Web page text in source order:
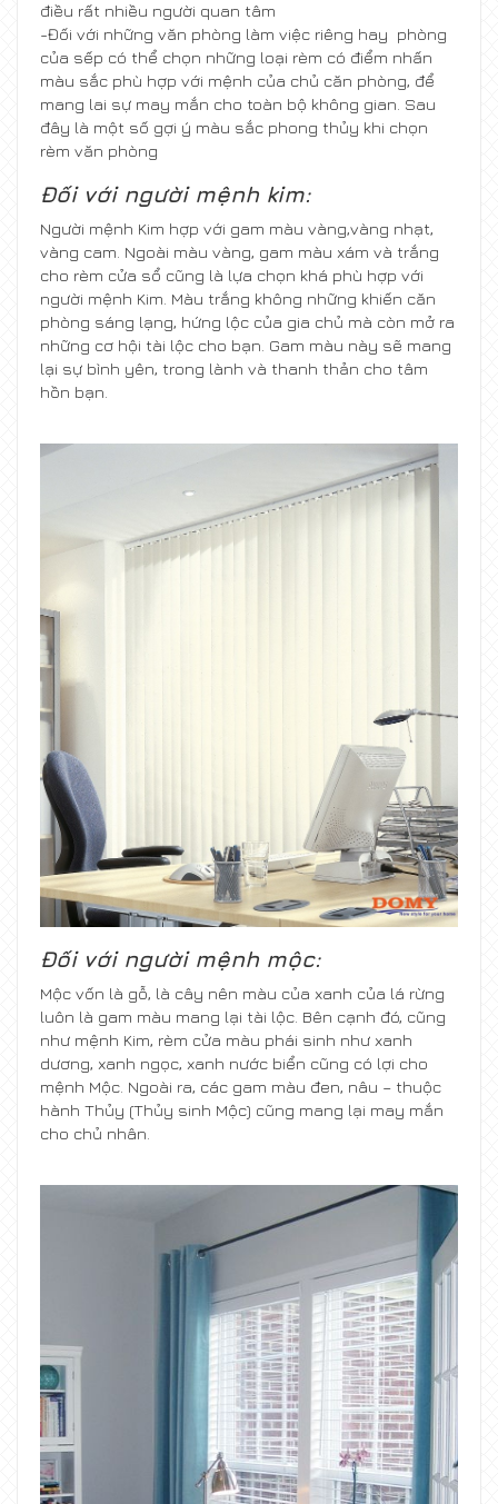
điều rất nhiều người quan tâm
-Đối với những văn phòng làm việc riêng hay phòng
của sếp có thể chọn những loại rèm có điểm nhấn
màu sắc phù hợp với mệnh của chủ căn phòng, để
mang lai sự may mắn cho toàn bộ không gian. Sau
đây là một số gợi ý màu sắc phong thủy khi chọn
rèm văn phòng
Đối với người mệnh kim:
Người mệnh Kim hợp với gam màu vàng,vàng nhạt,
vàng cam. Ngoài màu vàng, gam màu xám và trắng
cho rèm cửa sổ cũng là lựa chọn khá phù hợp với
người mệnh Kim. Màu trắng không những khiến căn
phòng sáng lạng, hứng lộc của gia chủ mà còn mở ra
những cơ hội tài lộc cho bạn. Gam màu này sẽ mang
lại sự bình yên, trong lành và thanh thản cho tâm
hồn bạn.
Đối với người mệnh mộc:
Mộc vốn là gỗ, là cây nên màu của xanh của lá rừng
luôn là gam màu mang lại tài lộc. Bên cạnh đó, cũng
như mệnh Kim, rèm cửa màu phái sinh như xanh
dương, xanh ngọc, xanh nước biển cũng có lợi cho
mệnh Mộc. Ngoài ra, các gam màu đen, nâu – thuộc
hành Thủy (Thủy sinh Mộc) cũng mang lại may mắn
cho chủ nhân.